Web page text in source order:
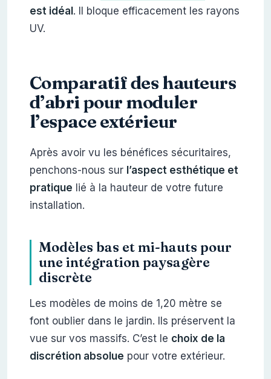
est idéal. Il bloque efficacement les rayons
UV.
Comparatif des hauteurs
d’abri pour moduler
l’espace extérieur
Après avoir vu les bénéfices sécuritaires,
penchons-nous sur l’aspect esthétique et
pratique lié à la hauteur de votre future
installation.
Modèles bas et mi-hauts pour
une intégration paysagère
discrète
Les modèles de moins de 1,20 mètre se
font oublier dans le jardin. Ils préservent la
vue sur vos massifs. C’est le choix de la
discrétion absolue pour votre extérieur.